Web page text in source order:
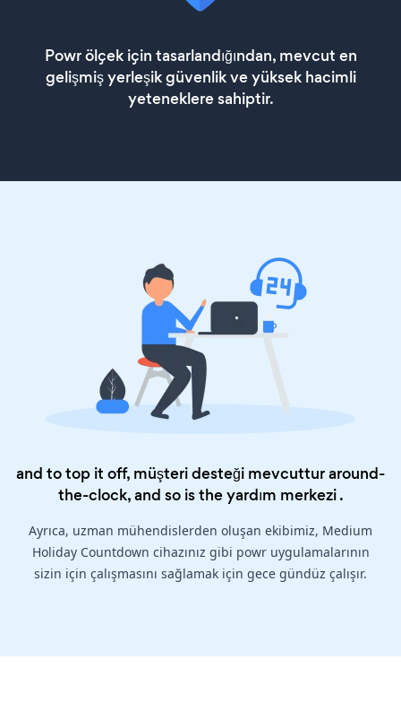
Powr ölçek için tasarlandığından, mevcut en
gelişmiş yerleşik güvenlik ve yüksek hacimli
yeteneklere sahiptir.
and to top it off, müşteri desteği mevcuttur around-
the-clock, and so is theyardım merkezi.
Ayrıca, uzman mühendislerden oluşan ekibimiz, Medium
Holiday Countdown cihazınız gibi powr uygulamalarının
sizin için çalışmasını sağlamak için gece gündüz çalışır.